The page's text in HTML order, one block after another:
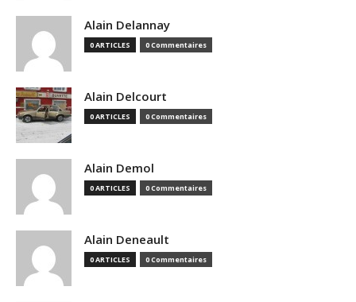
Alain Delannay
0 ARTICLES 0 Commentaires
Alain Delcourt
0 ARTICLES 0 Commentaires
Alain Demol
0 ARTICLES 0 Commentaires
Alain Deneault
0 ARTICLES 0 Commentaires